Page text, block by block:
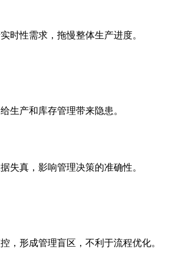
时性需求，拖慢整体生产进度。
生产和库存管理带来隐患。
失真，影响管理决策的准确性。
，形成管理盲区，不利于流程优化。